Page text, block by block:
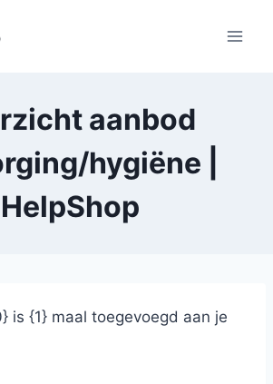
aanbod
hygiëne |
HelpShop
is {1} maal toegevoegd aan je